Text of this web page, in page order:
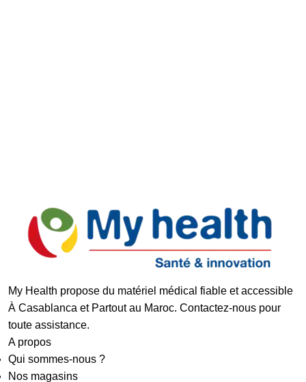
My Health propose du matériel médical fiable et accessible
À Casablanca et Partout au Maroc. Contactez-nous pour
toute assistance.
A propos
Qui sommes-nous ?
Nos magasins